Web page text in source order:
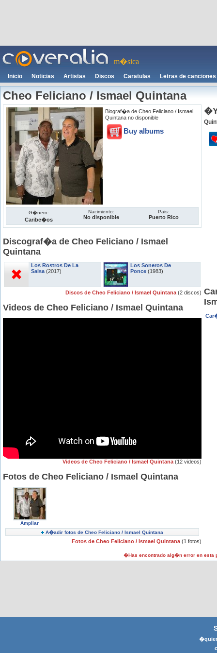
m�sica
Inicio Noticias Artistas Discos Caratulas Letras de canciones
Cheo Feliciano / Ismael Quintana
Biograf�a de Cheo Feliciano / Ismael
Quintana no disponible
Buy albums
G�nero:
Caribe�os
Nacimiento:
No disponible
Pais:
Puerto Rico
Discograf�a de Cheo Feliciano / Ismael
Quintana
Los Rostros De La
Salsa (2017)
Los Soneros De
Ponce (1983)
Discos de Cheo Feliciano / Ismael Quintana (2 discos)
Videos de Cheo Feliciano / Ismael Quintana
Videos de Cheo Feliciano / Ismael Quintana (12 videos)
Fotos de Cheo Feliciano / Ismael Quintana
Ampliar
A�adir fotos de Cheo Feliciano / Ismael Quintana
Fotos de Cheo Feliciano / Ismael Quintana (1 fotos)
�Has encontrado alg�n error en esta